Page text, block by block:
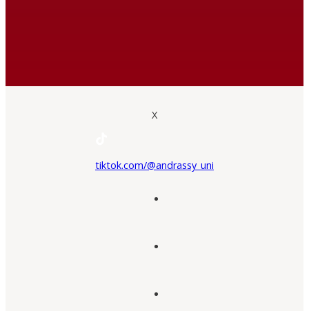
X
tiktok.com/@andrassy_uni